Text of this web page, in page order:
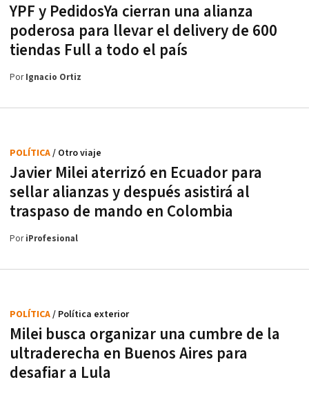
YPF y PedidosYa cierran una alianza
poderosa para llevar el delivery de 600
tiendas Full a todo el país
PorIgnacio Ortiz
Javier Milei aterrizó en Ecuador para
sellar alianzas y después asistirá al
traspaso de mando en Colombia
POLÍTICA/ Otro viaje
PoriProfesional
Milei busca organizar una cumbre de la
ultraderecha en Buenos Aires para
desafiar a Lula
POLÍTICA/ Política exterior